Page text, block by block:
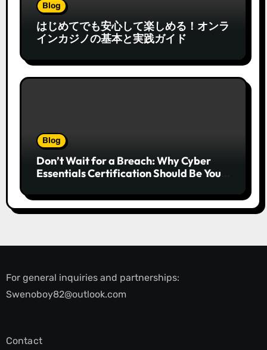
Blog
はじめてでも安心して楽しめる！オンラ
インカジノの基本と実践ガイド
Blog
Don’t Wait for a Breach: Why Cyber
Essentials Certification Should Be Your
For general inquiries and partnerships:
Swenoboy82@outlook.com
Contact